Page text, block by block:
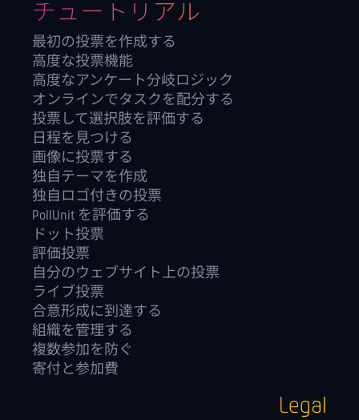
チュートリアル
最初の投票を作成する
高度な投票機能
高度なアンケート分岐ロジック
オンラインでタスクを配分する
投票して選択肢を評価する
日程を見つける
画像に投票する
独自テーマを作成
独自ロゴ付きの投票
PollUnit を評価する
ドット投票
評価投票
自分のウェブサイト上の投票
ライブ投票
合意形成に到達する
組織を管理する
複数参加を防ぐ
寄付と参加費
Legal